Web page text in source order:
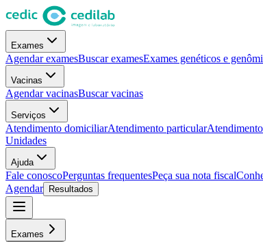
Exames
Agendar examesBuscar examesExames genéticos e
Vacinas
Agendar vacinasBuscar vacinas
Serviços
Atendimento domiciliarAtendimento particular
Unidades
Ajuda
Fale conoscoPerguntas frequentesPeça sua nota fiscal
Agendar
Resultados
Exames